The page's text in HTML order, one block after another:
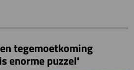
tegemoetkoming
enorme puzzel'